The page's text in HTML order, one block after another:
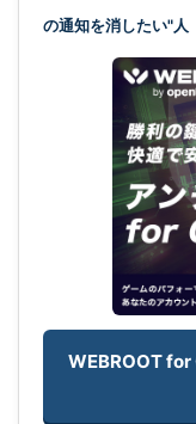
の通知を消したい"人
WEBROOT for